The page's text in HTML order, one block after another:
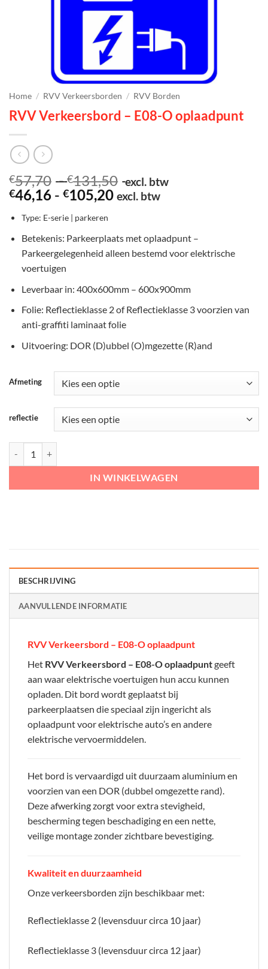
Home / RVV Verkeersborden / RVV Borden
RVV Verkeersbord – E08-O oplaadpunt
€57,70 - €131,50 Prijsklasse:
€57,70
excl. btw
€46,16 - €105,20Prijsklasse:
€105,20
excl. btw
Type: E-serie | parkeren
Betekenis: Parkeerplaats met oplaadpunt –
Parkeergelegenheid alleen bestemd voor elektrische
voertuigen
Leverbaar in: 400x600mm – 600x900mm
Folie: Reflectieklasse 2 of Reflectieklasse 3 voorzien van
anti-graffiti laminaat folie
Uitvoering: DOR (D)ubbel (O)mgezette (R)and
Afmeting
reflectie
IN WINKELWAGEN
BESCHRIJVING
AANVULLENDE INFORMATIE
RVV Verkeersbord – E08-O oplaadpunt
Het RVV Verkeersbord – E08-O oplaadpuntgeeft
aan waar elektrische voertuigen hun accu kunnen
opladen. Dit bord wordt geplaatst bij
parkeerplaatsen die speciaal zijn ingericht als
oplaadpunt voor elektrische auto’s en andere
elektrische vervoermiddelen.
Het bord is vervaardigd uit duurzaam aluminium en
voorzien van een DOR (dubbel omgezette rand).
Deze afwerking zorgt voor extra stevigheid,
bescherming tegen beschadiging en een nette,
veilige montage zonder zichtbare bevestiging.
Kwaliteit en duurzaamheid
Onze verkeersborden zijn beschikbaar met:
Reflectieklasse 2 (levensduur circa 10 jaar)
Reflectieklasse 3 (levensduur circa 12 jaar)